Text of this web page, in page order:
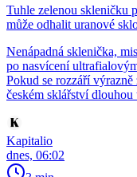
Tuhle zelenou skleničku
může odhalit uranové
Nenápadná sklenička,
po nasvícení
Pokud se rozzáří
českém sklářství dlouhou
Kapitalio
dnes, 06:02